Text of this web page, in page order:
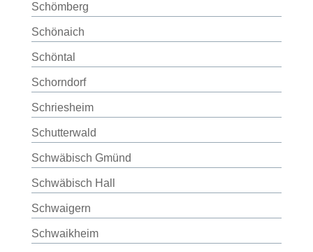
Schömberg
Schönaich
Schöntal
Schorndorf
Schriesheim
Schutterwald
Schwäbisch Gmünd
Schwäbisch Hall
Schwaigern
Schwaikheim